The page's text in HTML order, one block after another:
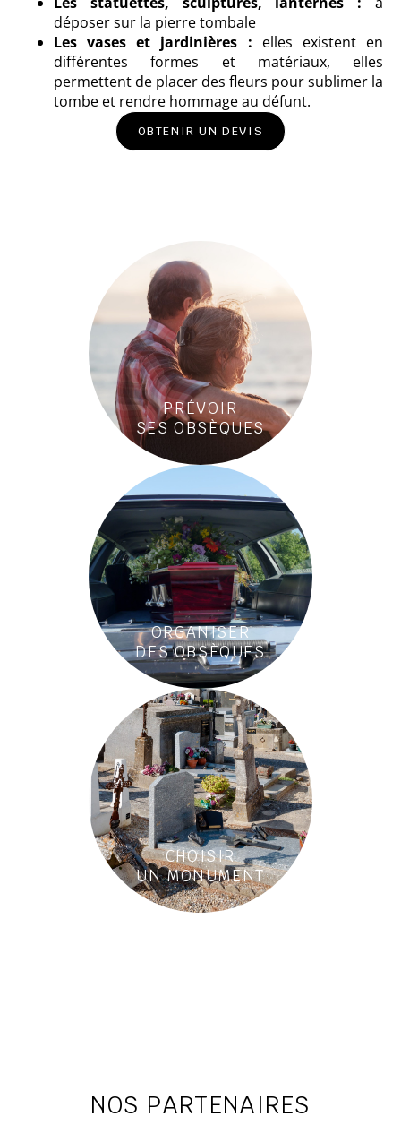
déposer sur la pierre tombale
Les vases et jardinières : elles existent en
différentes formes et matériaux, elles
permettent de placer des fleurs pour sublimer la
tombe et rendre hommage au défunt.
OBTENIR UN DEVIS
PRÉVOIR
SES OBSÈQUES
ORGANISER
DES OBSÈQUES
CHOISIR
UN MONUMENT
NOS PARTENAIRES